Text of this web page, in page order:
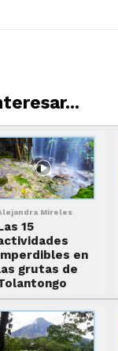
Mireles
15
en
grutas de